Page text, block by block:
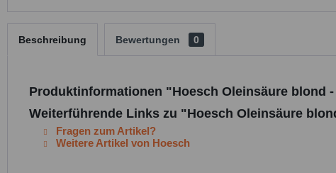
Beschreibung Bewertungen 0
Produktinformationen "Hoesch Oleinsäure blond
Weiterführende Links zu "Hoesch Oleinsäure
Fragen zum Artikel?
Weitere Artikel von Hoesch